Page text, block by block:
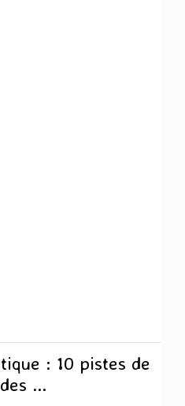
: 10 pistes de
...